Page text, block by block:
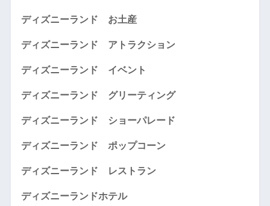
ディズニーランド お土産
ディズニーランド アトラクション
ディズニーランド イベント
ディズニーランド グリーティング
ディズニーランド ショーパレード
ディズニーランド ポップコーン
ディズニーランド レストラン
ディズニーランドホテル